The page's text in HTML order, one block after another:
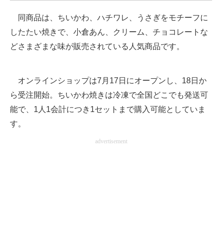
製造業のIT導入・活用を支援
モノづくり技術者専門サイト
電子設計の基本と応用
エネルギーの専門メディア
同商品は、ちいかわ、ハチワレ、うさぎをモチーフに
したたい焼きで、小倉あん、クリーム、チョコレートな
どさまざまな味が販売されている人気商品です。
オンラインショップは7月17日にオープンし、18日か
ら受注開始。ちいかわ焼きは冷凍で全国どこでも発送可
能で、1人1会計につき1セットまで購入可能としていま
す。
advertisement